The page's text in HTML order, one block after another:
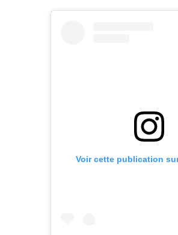
Voir cette publication